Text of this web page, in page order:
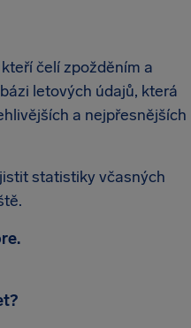
čelí zpožděním a
letových údajů, která
a nejpřesnějších
statistiky včasných